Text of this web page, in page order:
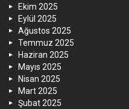
Ekim 2025
Eylül 2025
Ağustos 2025
Temmuz 2025
Haziran 2025
Mayıs 2025
Nisan 2025
Mart 2025
Şubat 2025